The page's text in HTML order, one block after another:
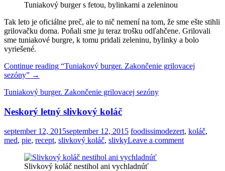
Tuniakový burger s fetou, bylinkami a zeleninou
Tak leto je oficiálne preč, ale to nič nemení na tom, že sme ešte stihli
grilovačku doma. Poňali sme ju teraz trošku odľahčene. Grilovali
sme tuniakové burgre, k tomu pridali zeleninu, bylinky a bolo
vyriešené.
Continue reading “Tuniakový burger. Zakončenie grilovacej
sezóny” →
Tuniakový burger. Zakončenie grilovacej sezóny
Neskorý letný slivkový koláč
september 12, 2015september 12, 2015 foodissimodezert, koláč,
med, pie, recept, slivkový koláč, slivkyLeave a comment
Slivkový koláč nestihol ani vychladnúť